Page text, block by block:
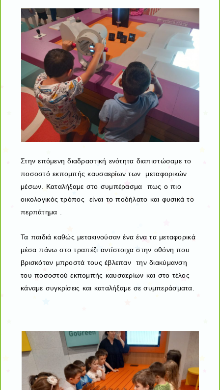
Στην επόμενη διαδραστική ενότητα διαπιστώσαμε το
ποσοστό εκπομπής καυσαερίων των μεταφορικών
μέσων. Καταλήξαμε στο συμπέρασμα πως ο πιο
οικολογικός τρόπος είναι το ποδήλατο και φυσικά το
περπάτημα .
Τα παιδιά καθώς μετακινούσαν ένα ένα τα μεταφορικά
μέσα πάνω στο τραπέζι αντίστοιχα στην οθόνη που
βρισκόταν μπροστά τους έβλεπαν την διακύμανση
του ποσοστού εκπομπής καυσαερίων και στο τέλος
κάναμε συγκρίσεις και καταλήξαμε σε συμπεράσματα.